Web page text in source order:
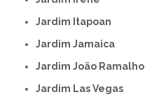
Jardim Itapoan
Jardim Jamaica
Jardim João Ramalho
Jardim Las Vegas